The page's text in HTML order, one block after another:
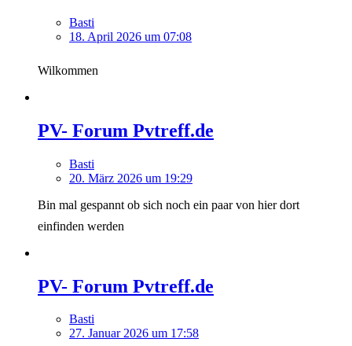
Basti
18. April 2026 um 07:08
Wilkommen
PV- Forum Pvtreff.de
Basti
20. März 2026 um 19:29
Bin mal gespannt ob sich noch ein paar von hier dort
einfinden werden
PV- Forum Pvtreff.de
Basti
27. Januar 2026 um 17:58